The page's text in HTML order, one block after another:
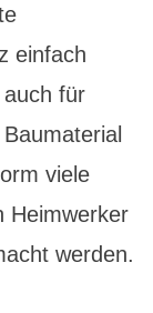
einfach
für
viele
Heim­werker
werden.